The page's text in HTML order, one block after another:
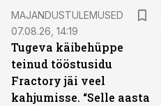
MAJANDUSTULEMUSED
07.08.26, 14:19
Tugeva käibehüppe
teinud tööstusidu
Fractory jäi veel
kahjumisse. “Selle aasta